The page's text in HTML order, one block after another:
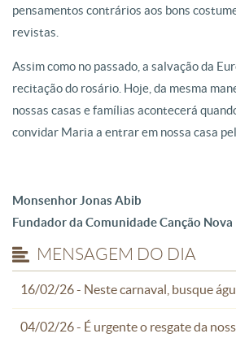
pensamentos contrários aos bons
revistas.
Assim como no passado, a salvação da
recitação do rosário. Hoje, da mesma
nossas casas e famílias acontecerá
convidar Maria a entrar em nossa casa
Monsenhor Jonas Abib
Fundador da Comunidade Canção Nova
MENSAGEM DO DIA
16/02/26 - Neste carnaval, busque
04/02/26 - É urgente o resgate da